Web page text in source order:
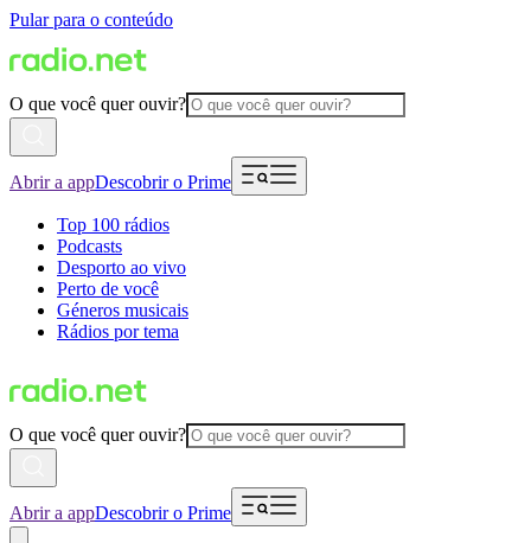
Pular para o conteúdo
O que você quer ouvir?
Abrir a appDescobrir o Prime
Top 100 rádios
Podcasts
Desporto ao vivo
Perto de você
Géneros musicais
Rádios por tema
O que você quer ouvir?
Abrir a appDescobrir o Prime